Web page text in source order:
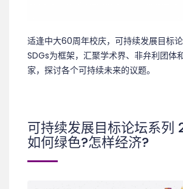
适逢中大60周年校庆，可持续发展目标
SDGs为框架，汇聚学术界、非弁利团体
家，探讨各个可持续未来的议题。
可持续发展目标论坛系
如何绿色?怎样经济?